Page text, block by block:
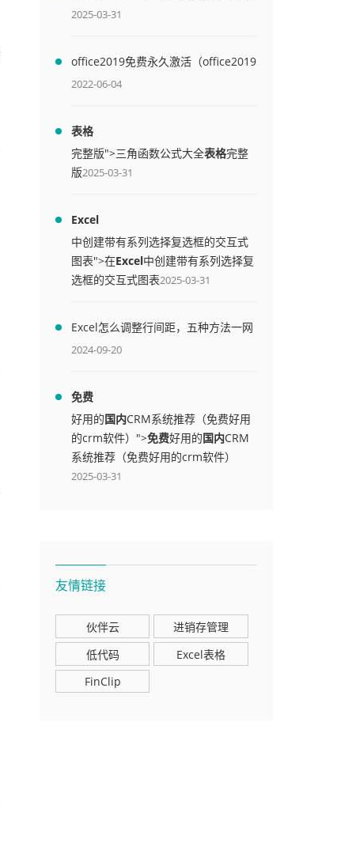
(附终身授权序列号)
2025-03-31
office2019免费永久激活（office2019
免费永久激活码）
2022-06-04
表格
完整版">三角函数公式大全表格完整
版2025-03-31
Excel
中创建带有系列选择复选框的交互式
图表">在Excel中创建带有系列选择复
选框的交互式图表2025-03-31
Excel怎么调整行间距，五种方法一网
打尽
2024-09-20
免费
好用的国内CRM系统推荐（免费好用
的crm软件）">免费好用的国内CRM
系统推荐（免费好用的crm软件）
2025-03-31
友情链接
伙伴云
进销存管理
低代码
Excel表格
FinClip